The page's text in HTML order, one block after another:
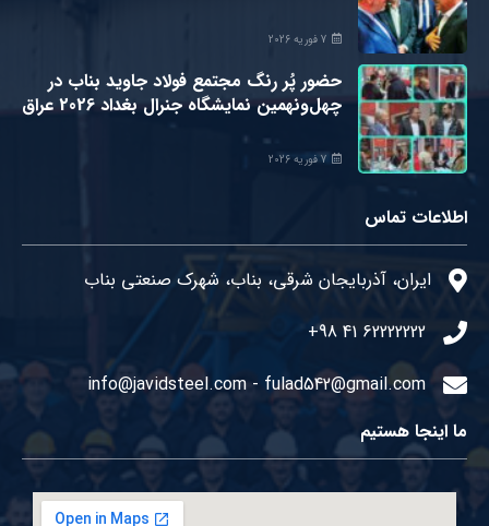
7 فوریه 2026
حضور پُر رنگ مجتمع فولاد جاوید بناب در
چهل‌و‌‌نهمین نمایشگاه جنرال بغداد 2026 عراق
7 فوریه 2026
اطلاعات تماس
ایران، آذربایجان شرقی، بناب، شهرک صنعتی بناب
62222222 41 98+
info@javidsteel.com - fulad542@gmail.com
ما اینجا هستیم